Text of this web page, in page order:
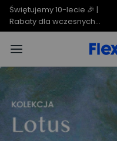
C7 Morpher – Aż 34% rabatu |
teraz już od 2499,00 zł